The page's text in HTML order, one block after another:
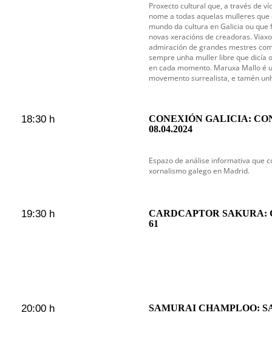
Proxecto cultural que, a través de
nome a todas aquelas mulleres
mundo da cultura en Galicia ou
novas xeracións de creadoras.
admiración de grandes mestres
sempre unha muller libre que dicía
en cada momento. Maruxa Mallo é
movemento surrealista, e tamén
18:30 h
CONEXIÓN GALICIA:
08.04.2024
Espazo de análise informativa que
xornalismo galego en Madrid.
19:30 h
CARDCAPTOR SAKURA:
61
20:00 h SAMURAI CHAMPLOO: